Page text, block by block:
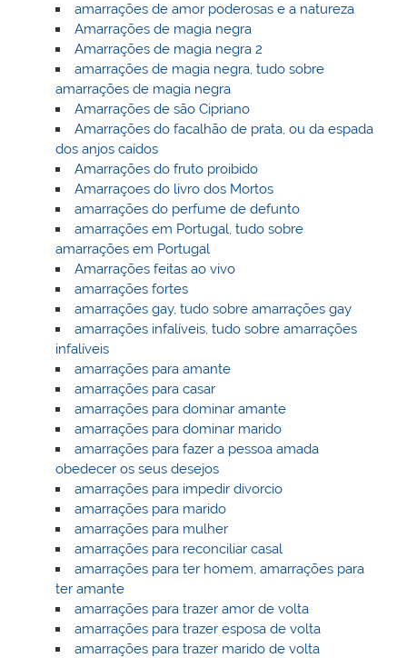
amarrações de amor poderosas e a natureza
Amarrações de magia negra
Amarrações de magia negra 2
amarrações de magia negra, tudo sobre
amarrações de magia negra
Amarrações de são Cipriano
Amarrações do facalhão de prata, ou da espada
dos anjos caídos
Amarrações do fruto proibido
Amarraçoes do livro dos Mortos
amarrações do perfume de defunto
amarrações em Portugal, tudo sobre
amarrações em Portugal
Amarrações feitas ao vivo
amarrações fortes
amarrações gay, tudo sobre amarrações gay
amarrações infalíveis, tudo sobre amarrações
infalíveis
amarrações para amante
amarrações para casar
amarrações para dominar amante
amarrações para dominar marido
amarrações para fazer a pessoa amada
obedecer os seus desejos
amarrações para impedir divorcio
amarrações para marido
amarrações para mulher
amarrações para reconciliar casal
amarrações para ter homem, amarrações para
ter amante
amarrações para trazer amor de volta
amarrações para trazer esposa de volta
amarrações para trazer marido de volta